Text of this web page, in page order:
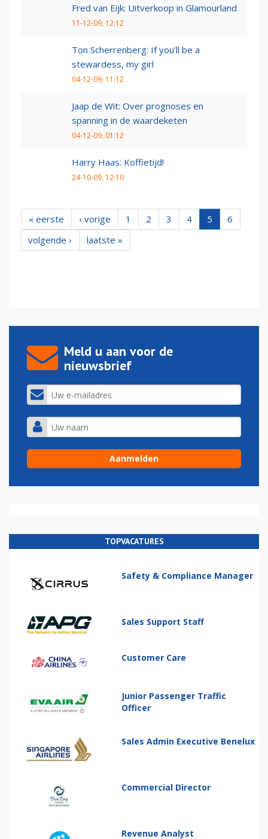
Fred van Eijk: Uitverkoop in Glamourland
11-12-09, 12:12
Ton Scherrenberg: If you’ll be a
stewardess, my girl
04-12-09, 11:12
Jaap de Wit: Over prognoses en
spanning in de waardeketen
04-12-09, 01:12
Harry Haas: Koffietijd!
24-10-09, 12:10
« eerste ‹ vorige 1 2 3 4 5
6
volgende ›
laatste »
Meld u aan voor de
nieuwsbrief
TOPVACATURES
Safety & Compliance Manager
Sales Support Staff
Customer Care
Junior Passenger Traffic
Officer
Sales Admin Executive Benelux
Commercial Director
Revenue Analyst